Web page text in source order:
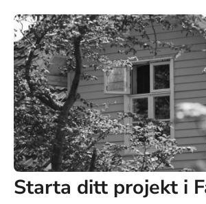
Starta ditt projekt i